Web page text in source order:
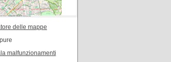
delle mappe
malfunzionamenti